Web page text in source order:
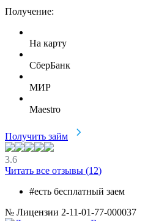
Получение:
На карту
СберБанк
МИР
Maestro
Получить займ
3.6
Читать все отзывы (12)
#есть бесплатный заем
№ Лицензии 2-11-01-77-000037